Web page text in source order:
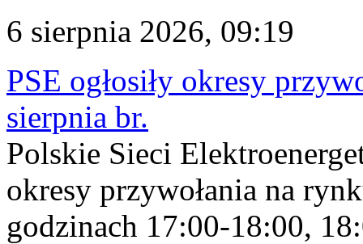
6 sierpnia 2026, 09:19
PSE ogłosiły okresy
sierpnia br.
Polskie Sieci
okresy przywołania na
godzinach 17:00-18:00,